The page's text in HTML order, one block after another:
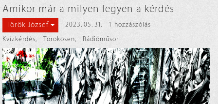
Amikor már a milyen legyen a kérdés
Török József 2023. 05. 31.
1 hozzászólás
Kvízkérdés, Törökösen, Rádióműsor